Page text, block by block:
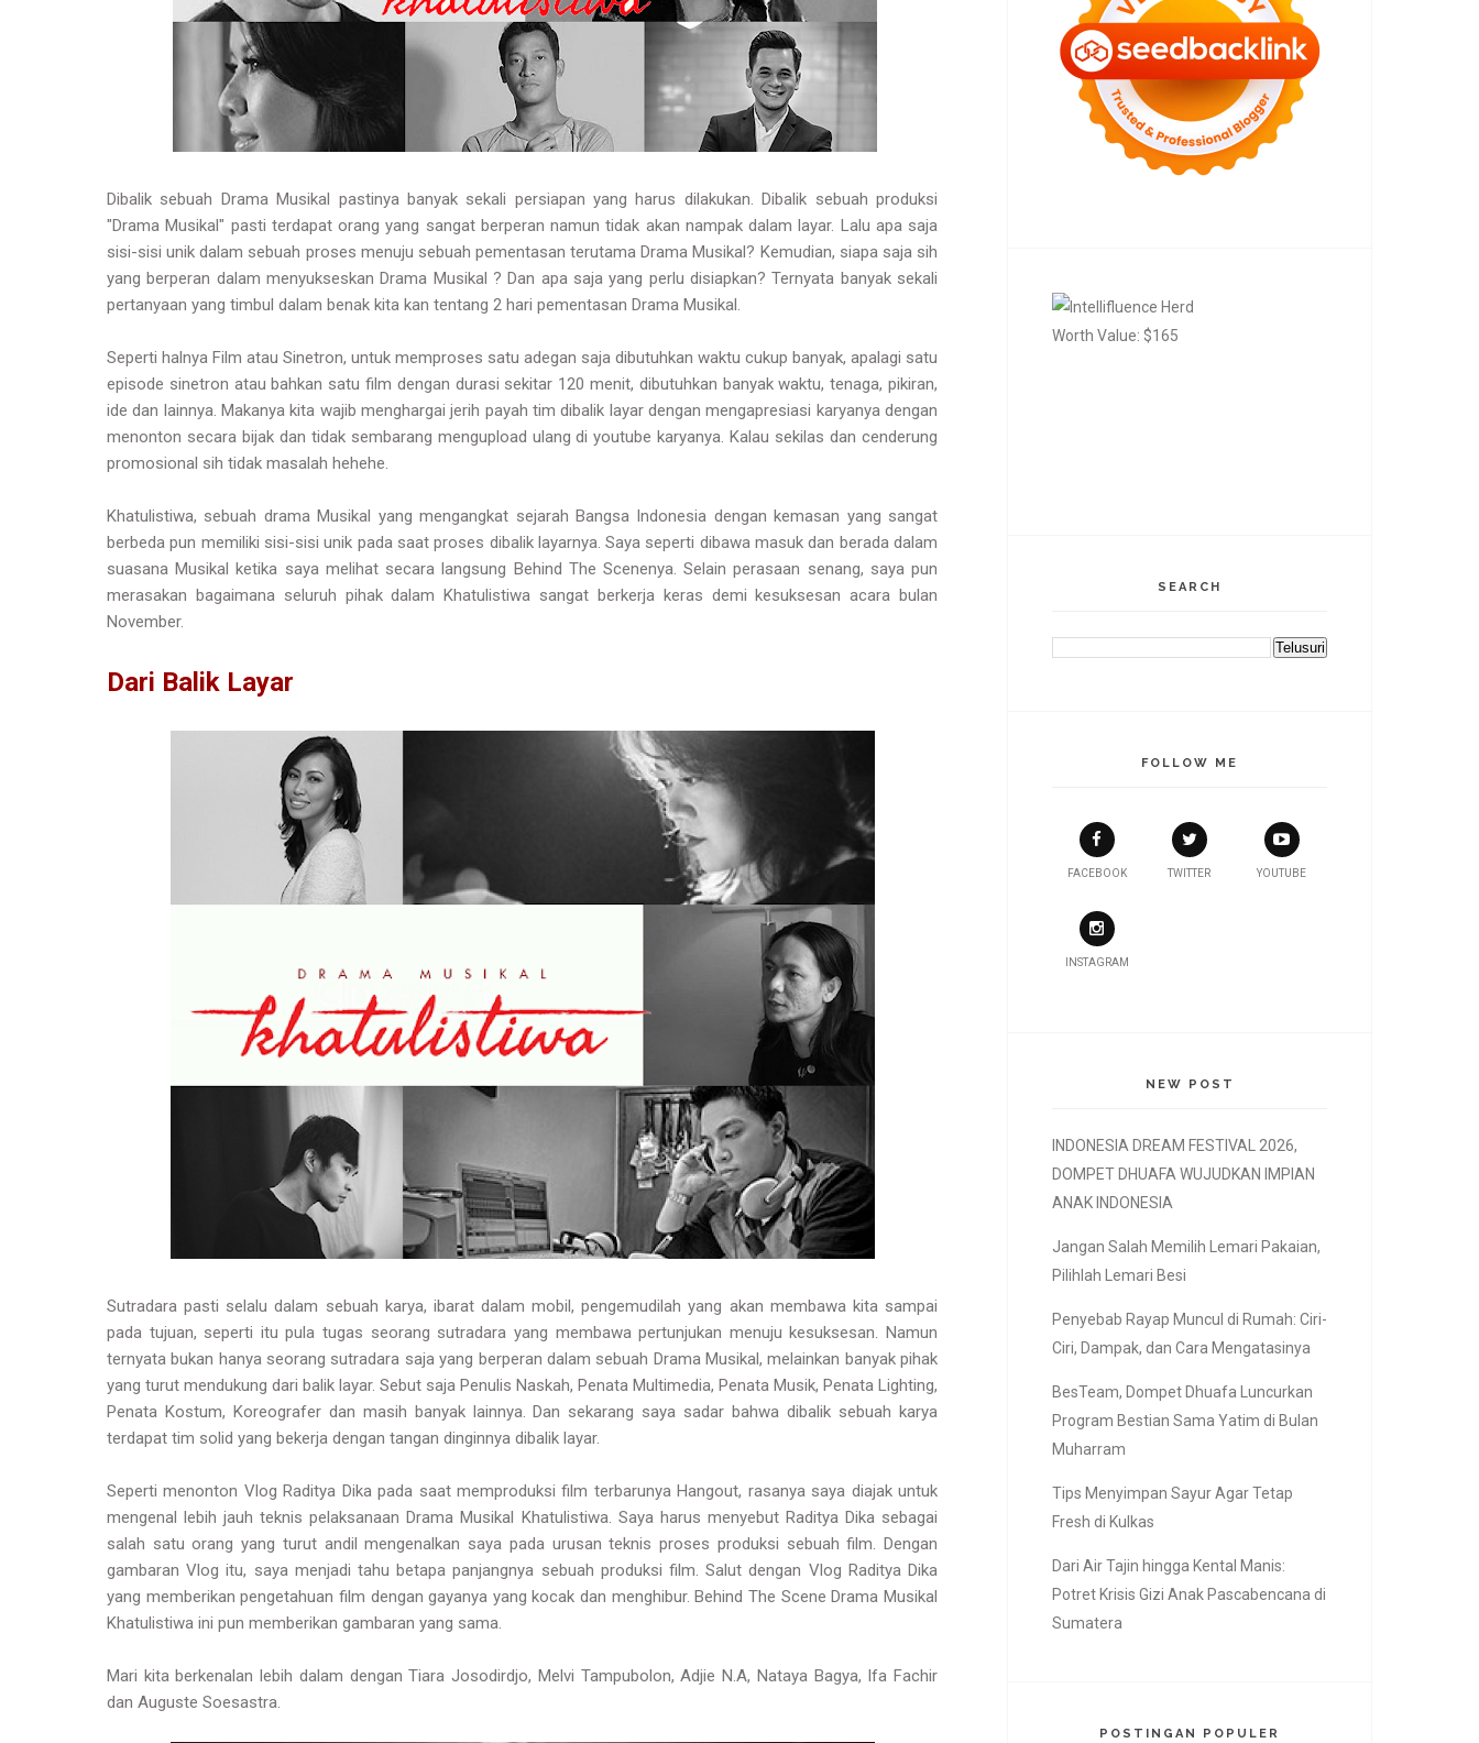
Dibalik sebuah Drama Musikal pastinya banyak sekali persiapan yang harus dilakukan. Dibalik sebuah produksi
"Drama Musikal" pasti terdapat orang yang sangat berperan namun tidak akan nampak dalam layar. Lalu apa saja
sisi-sisi unik dalam sebuah proses menuju sebuah pementasan terutama Drama Musikal? Kemudian, siapa saja sih
yang berperan dalam menyukseskan Drama Musikal ? Dan apa saja yang perlu disiapkan? Ternyata banyak sekali
pertanyaan yang timbul dalam benak kita kan tentang 2 hari pementasan Drama Musikal.
Seperti halnya Film atau Sinetron, untuk memproses satu adegan saja dibutuhkan waktu cukup banyak, apalagi satu
episode sinetron atau bahkan satu film dengan durasi sekitar 120 menit, dibutuhkan banyak waktu, tenaga, pikiran,
ide dan lainnya. Makanya kita wajib menghargai jerih payah tim dibalik layar dengan mengapresiasi karyanya dengan
menonton secara bijak dan tidak sembarang mengupload ulang di youtube karyanya. Kalau sekilas dan cenderung
promosional sih tidak masalah hehehe.
Khatulistiwa, sebuah drama Musikal yang mengangkat sejarah Bangsa Indonesia dengan kemasan yang sangat
berbeda pun memiliki sisi-sisi unik pada saat proses dibalik layarnya. Saya seperti dibawa masuk dan berada dalam
suasana Musikal ketika saya melihat secara langsung Behind The Scenenya. Selain perasaan senang, saya pun
merasakan bagaimana seluruh pihak dalam Khatulistiwa sangat berkerja keras demi kesuksesan acara bulan
November.
Dari Balik Layar
Sutradara pasti selalu dalam sebuah karya, ibarat dalam mobil, pengemudilah yang akan membawa kita sampai
pada tujuan, seperti itu pula tugas seorang sutradara yang membawa pertunjukan menuju kesuksesan. Namun
ternyata bukan hanya seorang sutradara saja yang berperan dalam sebuah Drama Musikal, melainkan banyak pihak
yang turut mendukung dari balik layar. Sebut saja Penulis Naskah, Penata Multimedia, Penata Musik, Penata Lighting,
Penata Kostum, Koreografer dan masih banyak lainnya. Dan sekarang saya sadar bahwa dibalik sebuah karya
terdapat tim solid yang bekerja dengan tangan dinginnya dibalik layar.
Seperti menonton Vlog Raditya Dika pada saat memproduksi film terbarunya Hangout, rasanya saya diajak untuk
mengenal lebih jauh teknis pelaksanaan Drama Musikal Khatulistiwa. Saya harus menyebut Raditya Dika sebagai
salah satu orang yang turut andil mengenalkan saya pada urusan teknis proses produksi sebuah film. Dengan
gambaran Vlog itu, saya menjadi tahu betapa panjangnya sebuah produksi film. Salut dengan Vlog Raditya Dika
yang memberikan pengetahuan film dengan gayanya yang kocak dan menghibur. Behind The Scene Drama Musikal
Khatulistiwa ini pun memberikan gambaran yang sama.
Mari kita berkenalan lebih dalam dengan Tiara Josodirdjo, Melvi Tampubolon, Adjie N.A, Nataya Bagya, Ifa Fachir
dan Auguste Soesastra.
SEARCH
FOLLOW ME
FACEBOOK TWITTER YOUTUBE
INSTAGRAM
NEW POST
INDONESIA DREAM FESTIVAL 2026,
DOMPET DHUAFA WUJUDKAN IMPIAN
ANAK INDONESIA
Jangan Salah Memilih Lemari Pakaian,
Pilihlah Lemari Besi
Penyebab Rayap Muncul di Rumah: Ciri-
Ciri, Dampak, dan Cara Mengatasinya
BesTeam, Dompet Dhuafa Luncurkan
Program Bestian Sama Yatim di Bulan
Muharram
Tips Menyimpan Sayur Agar Tetap
Fresh di Kulkas
Dari Air Tajin hingga Kental Manis:
Potret Krisis Gizi Anak Pascabencana di
Sumatera
POSTINGAN POPULER